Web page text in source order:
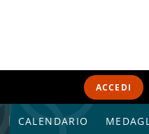
ACCEDI
CALENDARIO